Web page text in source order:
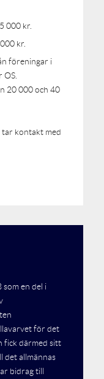
000 kr.
kr.
föreningar i
OS.
20 000 och 40
tar kontakt med
en del i
för det
fick därmed sitt
det allmännas
bidrag till